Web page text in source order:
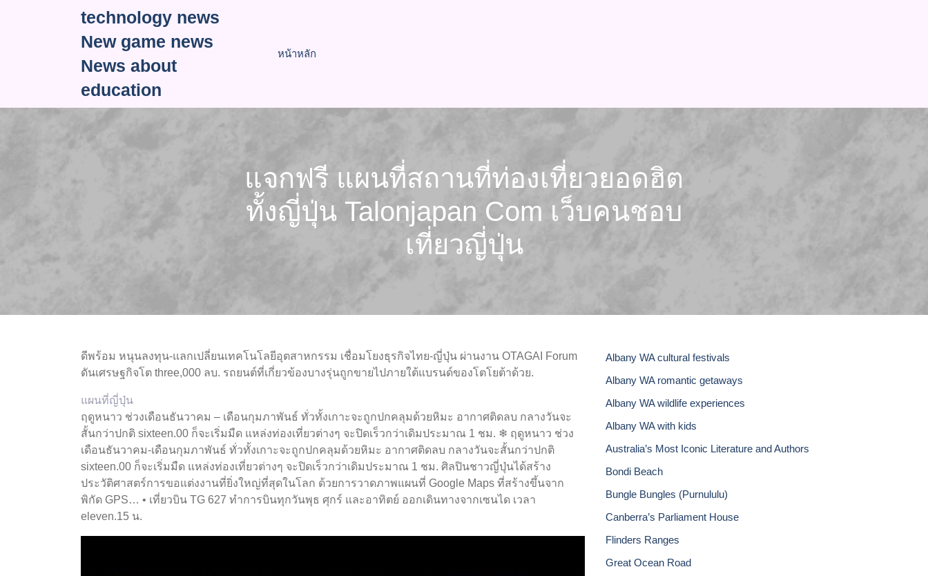
technology news
New game news
News about
education
หน้าหลัก
แจกฟรี แผนที่สถานที่ท่องเที่ยวยอดฮิต
ทั้งญี่ปุ่น Talonjapan Com เว็บคนชอบ
เที่ยวญี่ปุ่น
ดีพร้อม หนุนลงทุน-แลกเปลี่ยนเทคโนโลยีอุตสาหกรรม เชื่อมโยงธุรกิจไทย-ญี่ปุ่น ผ่านงาน OTAGAI Forum
ดันเศรษฐกิจโต three,000 ลบ. รถยนต์ที่เกี่ยวข้องบางรุ่นถูกขายไปภายใต้แบรนด์ของโตโยต้าด้วย.
แผนที่ญี่ปุ่น
ฤดูหนาว ช่วงเดือนธันวาคม – เดือนกุมภาพันธ์ ทั่วทั้งเกาะจะถูกปกคลุมด้วยหิมะ อากาศติดลบ กลางวันจะ
สั้นกว่าปกติ sixteen.00 ก็จะเริ่มมืด แหล่งท่องเที่ยวต่างๆ จะปิดเร็วกว่าเดิมประมาณ 1 ชม. ❄ ฤดูหนาว ช่วง
เดือนธันวาคม-เดือนกุมภาพันธ์ ทั่วทั้งเกาะจะถูกปกคลุมด้วยหิมะ อากาศติดลบ กลางวันจะสั้นกว่าปกติ
sixteen.00 ก็จะเริ่มมืด แหล่งท่องเที่ยวต่างๆ จะปิดเร็วกว่าเดิมประมาณ 1 ชม. ศิลปินชาวญี่ปุ่นได้สร้าง
ประวัติศาสตร์การขอแต่งงานที่ยิ่งใหญ่ที่สุดในโลก ด้วยการวาดภาพแผนที่ Google Maps ที่สร้างขึ้นจาก
พิกัด GPS… • เที่ยวบิน TG 627 ทำการบินทุกวันพุธ ศุกร์ และอาทิตย์ ออกเดินทางจากเซนได เวลา
eleven.15 น.
Albany WA cultural festivals
Albany WA romantic getaways
Albany WA wildlife experiences
Albany WA with kids
Australia’s Most Iconic Literature and Authors
Bondi Beach
Bungle Bungles (Purnululu)
Canberra’s Parliament House
Flinders Ranges
Great Ocean Road